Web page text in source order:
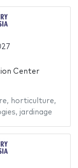
Center
, horticulture,
, jardinage